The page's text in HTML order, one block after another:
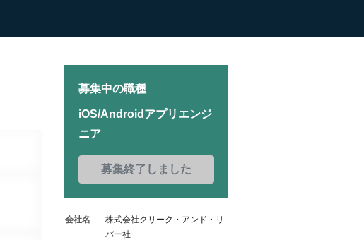
募集中の職種
iOS/Androidアプリエンジ
ニア
募集終了しました
会社名
株式会社クリーク・アンド・リ
バー社